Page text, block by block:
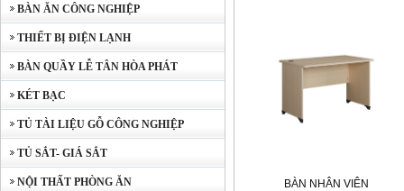
BÀN ĂN CÔNG NGHIỆP
THIẾT BỊ ĐIỆN LẠNH
BÀN QUẦY LỄ TÂN HÒA PHÁT
KÉT BẠC
TỦ TÀI LIỆU GỖ CÔNG NGHIỆP
TỦ SẮT- GIÁ SẮT
NỘI THẤT PHÒNG ĂN
BÀN NHÂN VIÊN